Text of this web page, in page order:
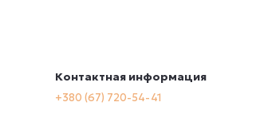
Контактная информация
+380 (67) 720-54-41